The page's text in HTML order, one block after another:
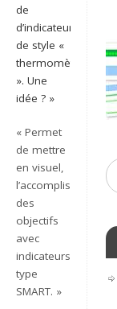
de
d’indicateur
de style «
thermomètre
». Une
idée ? »
« Permet
de mettre
en visuel,
l’accomplissement
des
objectifs
avec
indicateurs
type
SMART. »